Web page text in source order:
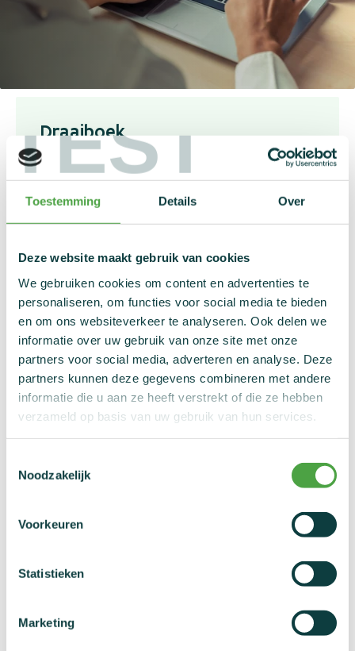
TEST
Toestemming Details Over
Deze website maakt gebruik van cookies
We gebruiken cookies om content en advertenties te
personaliseren, om functies voor social media te bieden
en om ons websiteverkeer te analyseren. Ook delen we
informatie over uw gebruik van onze site met onze
partners voor social media, adverteren en analyse. Deze
partners kunnen deze gegevens combineren met andere
informatie die u aan ze heeft verstrekt of die ze hebben
verzameld op basis van uw gebruik van hun services.
Noodzakelijk
Voorkeuren
Statistieken
Marketing
Draaiboek
In het draaiboek kun je alle nuttige informatie
Beschikbaarheidsmodule
Gebruik deze link om naar de
beschikbaarheidsmodule te navigeren.
Elektronisch verslag
Vul hier na elke controle het elektronisch verslag
dopingcontrole